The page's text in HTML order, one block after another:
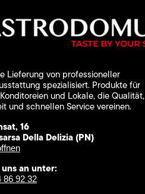
Lieferung von professioneller
spezialisiert. Produkte für
und Lokale, die Qualität,
und schnellen Service vereinen.
16
Della Delizia (PN)
an unter:
86 92 32